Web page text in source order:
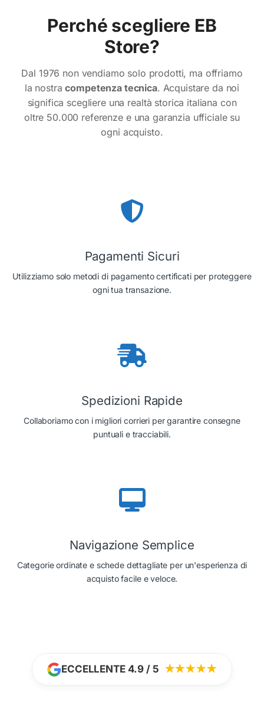
Perché scegliere EB
Store?
Dal 1976 non vendiamo solo prodotti, ma offriamo
la nostracompetenza tecnica. Acquistare da noi
significa scegliere una realtà storica italiana con
oltre 50.000 referenze e una garanzia ufficiale su
ogni acquisto.
Pagamenti Sicuri
Utilizziamo solo metodi di pagamento certificati per proteggere
ogni tua transazione.
Spedizioni Rapide
Collaboriamo con i migliori corrieri per garantire consegne
puntuali e tracciabili.
Navigazione Semplice
Categorie ordinate e schede dettagliate per un'esperienza di
acquisto facile e veloce.
ECCELLENTE 4.9 / 5 ★★★★★